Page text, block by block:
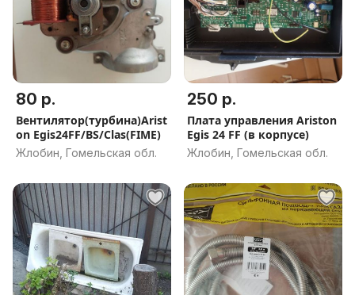
80 р.
Вентилятор(турбина)Arist
on Egis24FF/BS/Clas(FIME)
Жлобин, Гомельская обл.
250 р.
Плата управления Ariston
Egis 24 FF (в корпусе)
Жлобин, Гомельская обл.